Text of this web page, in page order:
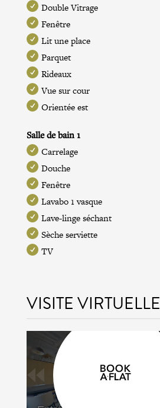
Double Vitrage
Fenêtre
Lit une place
Parquet
Rideaux
Vue sur cour
Orientée est
Salle de bain 1
Carrelage
Douche
Fenêtre
Lavabo 1 vasque
Lave-linge séchant
Sèche serviette
TV
VISITE VIRTUELLE